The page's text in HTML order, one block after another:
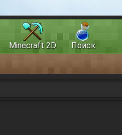
Minecraft 2D Поиск